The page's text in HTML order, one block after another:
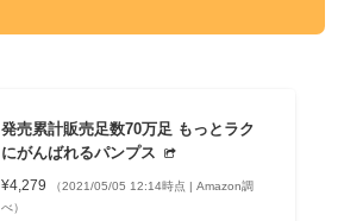
発売累計販売足数70万足 もっとラク
にがんばれるパンプス
¥4,279
（2021/05/05 12:14時点 | Amazon調
べ）